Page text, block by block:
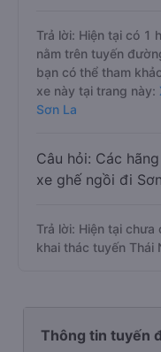
Trả lời: Hiện tại có 1
nằm trên tuyến
bạn có thể tham
xe này tại trang này:
Sơn La
Câu hỏi: Các
xe ghế ngồi đi
Trả lời: Hiện tại chưa
khai thác tuyến Thái
Thông tin tuyến